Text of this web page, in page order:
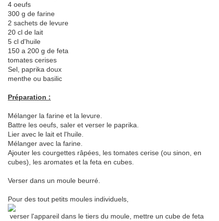
4 oeufs
300 g de farine
2 sachets de levure
20 cl de lait
5 cl d'huile
150 a 200 g de feta
tomates cerises
Sel, paprika doux
menthe ou basilic
Préparation :
Mélanger la farine et la levure.
Battre les oeufs, saler et verser le paprika.
Lier avec le lait et l'huile.
Mélanger avec la farine.
Ajouter les courgettes râpées, les tomates cerise (ou sinon, en
cubes), les aromates et la feta en cubes.
Verser dans un moule beurré.
Pour des tout petits moules individuels,
verser l'appareil dans le tiers du moule, mettre un cube de feta